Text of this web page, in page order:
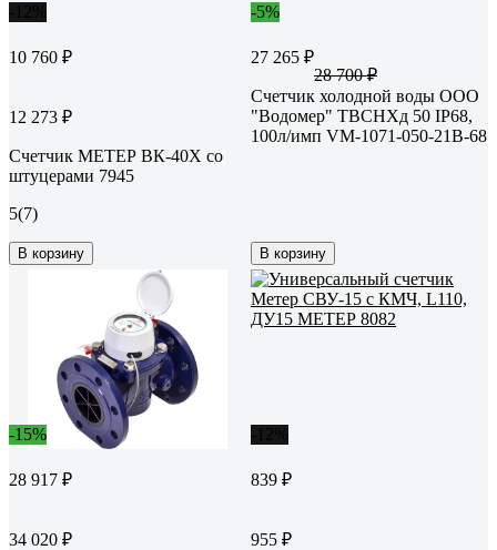
10 760 ₽
12 273 ₽
Счетчик МЕТЕР ВК-40Х со
штуцерами 7945
5(7)
В корзину
-5%
27 265 ₽
28 700 ₽
Счетчик холодной воды ООО
"Водомер" ТВСНХд 50 IP68,
100л/имп VM-1071-050-21B-68
В корзину
-15%
28 917 ₽
34 020 ₽
839 ₽
955 ₽